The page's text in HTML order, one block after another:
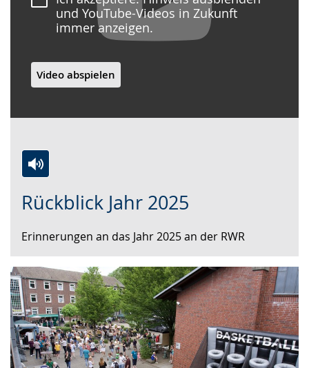
Rückblick Jahr 2025
Leichten
wechseln.
Audio-
Video
Deutscher
Gebärdensprache
wird
angezeigt.
Erinnerungen an das Jahr 2025 an der RWR
und YouTube-Videos in Zukunft
immer anzeigen.
Video abspielen